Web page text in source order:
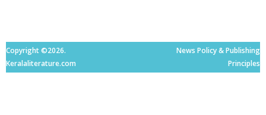
Copyright ©2026.
Keralaliterature.com
News Policy & Publishing
Principles